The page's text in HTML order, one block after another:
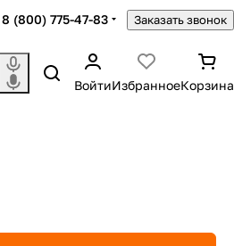
8 (800) 775-47-83 Заказать звонок
ВойтиИзбранноеКорзина